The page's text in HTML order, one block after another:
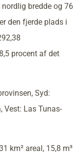
nordlig bredde og 76
den fjerde plads i
procent af det
Syd:
Vest: Las Tunas-
km² areal, 15,8 m³